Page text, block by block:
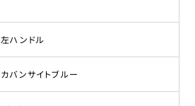
左ハンドル
カバンサイトブルー